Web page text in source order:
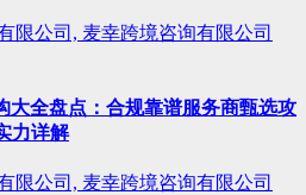
限公司, 麦幸跨境咨询有限公司
大全盘点：合规靠谱服务商甄选攻
力详解
限公司, 麦幸跨境咨询有限公司